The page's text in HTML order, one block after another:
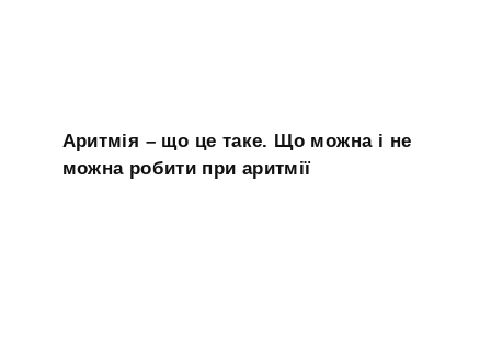
Аритмія – що це таке. Що можна і не
можна робити при аритмії